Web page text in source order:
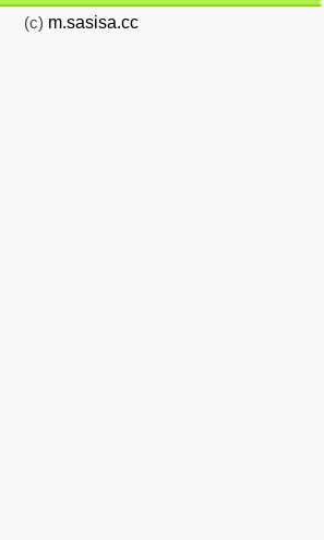
(c) m.sasisa.cc